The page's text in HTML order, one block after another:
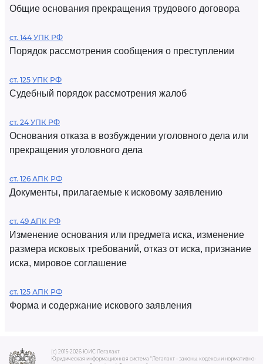
Общие основания прекращения трудового договора
ст. 144 УПК РФ
Порядок рассмотрения сообщения о преступлении
ст. 125 УПК РФ
Судебный порядок рассмотрения жалоб
ст. 24 УПК РФ
Основания отказа в возбуждении уголовного дела или
прекращения уголовного дела
ст. 126 АПК РФ
Документы, прилагаемые к исковому заявлению
ст. 49 АПК РФ
Изменение основания или предмета иска, изменение
размера исковых требований, отказ от иска, признание
иска, мировое соглашение
ст. 125 АПК РФ
Форма и содержание искового заявления
(c) 2015-2026 ЮИС Легалакт
Юридическая информационная система "Легалакт - законы, кодексы и нормативно-